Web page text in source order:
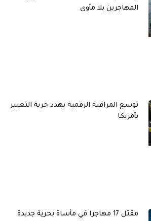
المهاجرين بلا مأوى
توسع المراقبة الرقمية يهدد حرية التعبير
بأمريكا
مقتل 17 مهاجرا في مأساة بحرية جديدة